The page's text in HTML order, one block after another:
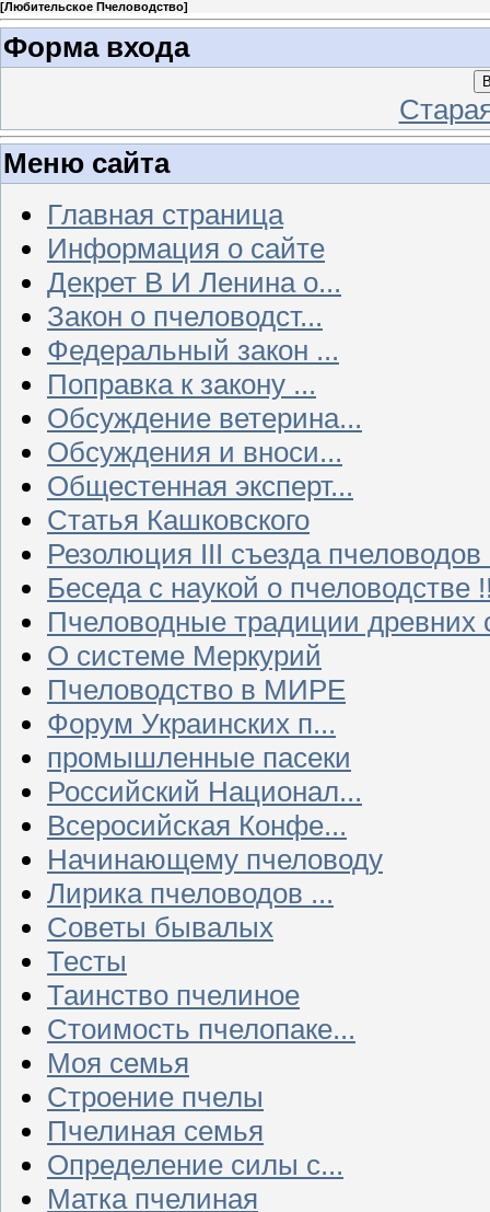
[Любительское Пчеловодство]
Форма входа
Меню сайта
Главная страница
Информация о сайте
Декрет В И Ленина о...
Закон о пчеловодст...
Федеральный закон ...
Поправка к закону ...
Обсуждение ветерина...
Обсуждения и вноси...
Общестенная эксперт...
Статья Кашковского
Резолюция III съезда
Беседа с наукой о пчеловодстве
Пчеловодные традиции древних
О системе Меркурий
Пчеловодство в МИРЕ
Форум Украинских п...
промышленные пасеки
Российский Национал...
Всеросийская Конфе...
Начинающему пчеловоду
Лирика пчеловодов ...
Советы бывалых
Тесты
Таинство пчелиное
Стоимость пчелопаке...
Моя семья
Строение пчелы
Пчелиная семья
Определение силы с...
Матка пчелиная